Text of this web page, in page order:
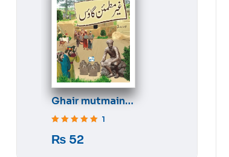
Ghair mutmain
gaon
1
₨ 52